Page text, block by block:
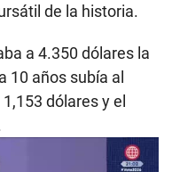
de la historia.
a 4.350 dólares la
10 años subía al
dólares y el